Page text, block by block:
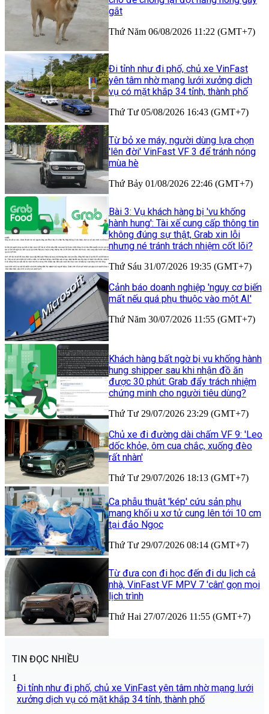
gắt
Thứ Năm 06/08/2026 11:22 (GMT+7)
Đi tỉnh như đi phố, chủ xe VinFast
yên tâm nhờ mạng lưới xưởng dịch
vụ có mặt khắp 34 tỉnh, thành phố
Thứ Tư 05/08/2026 16:43 (GMT+7)
Từ bỏ xe máy, người dùng lựa chọn
'lên đời' VinFast VF 3 để tránh nóng
mùa hè
Thứ Bảy 01/08/2026 22:46 (GMT+7)
Bài 3: Vụ khách hàng bị 'vu khống
hành hung': Tài xế cung cấp thông tin
không đúng sự thật, Grab xin lỗi
nhưng né tránh trách nhiệm cốt lõi?
Thứ Sáu 31/07/2026 19:35 (GMT+7)
Cảnh báo doanh nghiệp 'nguy cơ biến
mất nếu quá phụ thuộc vào một AI'
Thứ Năm 30/07/2026 11:55 (GMT+7)
Khách hàng bất ngờ bị vu khống hành
hung shipper sau khi nhận đồ ăn
được 30 phút: Grab đẩy trách nhiệm
chứng minh cho người tiêu dùng?
Thứ Tư 29/07/2026 23:29 (GMT+7)
Chủ xe đi đường dài chấm VF 9: 'Leo
dốc khỏe, ôm cua chắc, xuống đèo
rất nhàn'
Thứ Tư 29/07/2026 18:13 (GMT+7)
Ca phẫu thuật 'kép' cứu sản phụ
mang khối u xơ tử cung lên tới 10 cm
tại đảo Ngọc
Thứ Tư 29/07/2026 08:14 (GMT+7)
Từ đưa con đi học đến đi du lịch cả
nhà, VinFast VF MPV 7 'cân' gọn mọi
lịch trình
Thứ Hai 27/07/2026 11:55 (GMT+7)
TIN ĐỌC NHIỀU
1
Đi tỉnh như đi phố, chủ xe VinFast yên tâm nhờ mạng lưới
xưởng dịch vụ có mặt khắp 34 tỉnh, thành phố